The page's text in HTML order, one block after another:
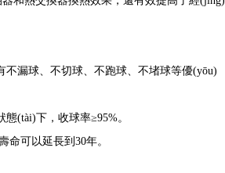
漏球、不切球、不跑球、不堵球等優(yōu)
(tài)下，收球率≥95%。
可以延長到30年。